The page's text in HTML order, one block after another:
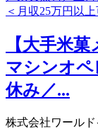
【大手米
マシンオペ
休み／...
株式会社ワール